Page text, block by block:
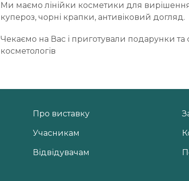
Ми маємо лінійки косметики для вирішення
купероз, чорні крапки, антивіковий догляд.
Чекаємо на Вас і приготували подарунки та
косметологів
Про виставку
Учасникам
Відвідувачам